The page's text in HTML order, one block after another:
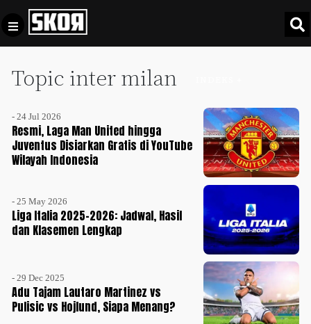
Topic inter milan
- 24 Jul 2026
Resmi, Laga Man United hingga
Juventus Disiarkan Gratis di YouTube
Wilayah Indonesia
- 25 May 2026
Liga Italia 2025-2026: Jadwal, Hasil
dan Klasemen Lengkap
- 29 Dec 2025
Adu Tajam Lautaro Martinez vs
Pulisic vs Hojlund, Siapa Menang?
Football +
Culture +
Sports
Timnas
Indonesia
SPECIAL
Video
Privacy
Pedoman
Pemberitaan
Media
Disclaimer
Tentang